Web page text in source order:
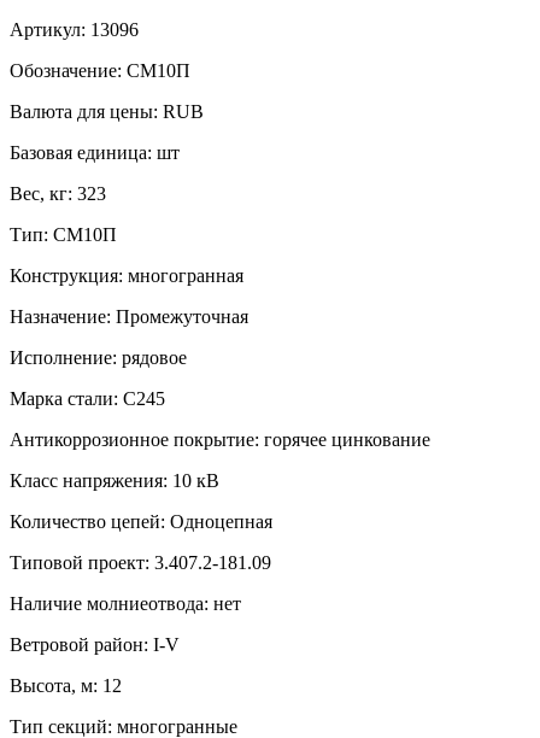
Артикул: 13096
Обозначение: СМ10П
Валюта для цены: RUB
Базовая единица: шт
Вес, кг: 323
Тип: СМ10П
Конструкция: многогранная
Назначение: Промежуточная
Исполнение: рядовое
Марка стали: С245
Антикоррозионное покрытие: горячее цинкование
Класс напряжения: 10 кВ
Количество цепей: Одноцепная
Типовой проект: 3.407.2-181.09
Наличие молниеотвода: нет
Ветровой район: I-V
Высота, м: 12
Тип секций: многогранные